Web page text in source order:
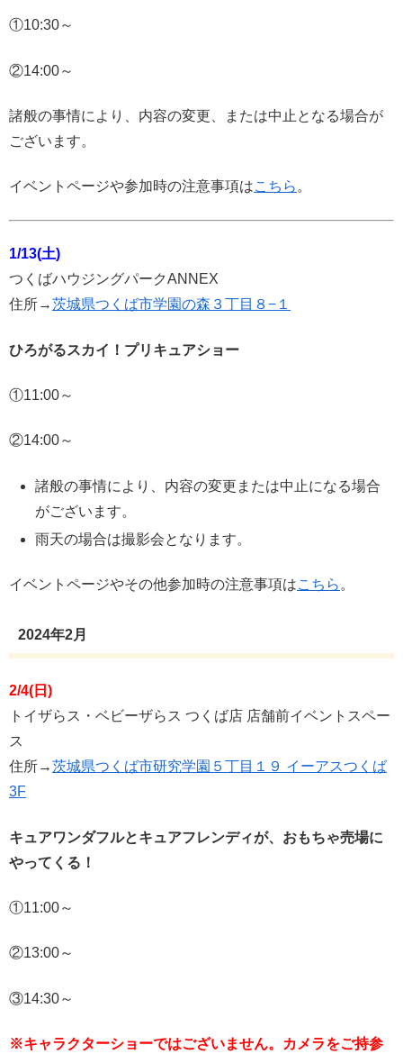
①10:30～
②14:00～
諸般の事情により、内容の変更、または中止となる場合が
ございます。
イベントページや参加時の注意事項はこちら。
1/13(土)
つくばハウジングパークANNEX
住所→茨城県つくば市学園の森３丁目８−１
ひろがるスカイ！プリキュアショー
①11:00～
②14:00～
諸般の事情により、内容の変更または中止になる場合
がございます。
雨天の場合は撮影会となります。
イベントページやその他参加時の注意事項はこちら 。
2024年2月
2/4(日)
トイザらス・ベビーザらス つくば店 店舗前イベントスペー
ス
住所→茨城県つくば市研究学園５丁目１９ イーアスつくば
3F
キュアワンダフルとキュアフレンディが、おもちゃ売場に
やってくる！
①11:00～
②13:00～
③14:30～
※キャラクターショーではございません。カメラをご持参